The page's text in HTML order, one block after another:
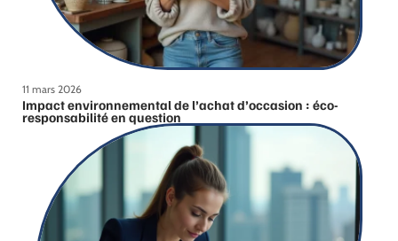
11 mars 2026
Impact environnemental de l’achat d’occasion : éco-
responsabilité en question